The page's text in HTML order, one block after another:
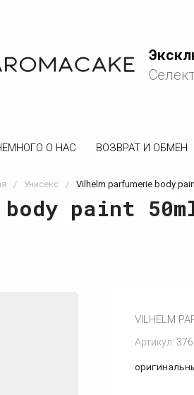
О НАС ВОЗВРАТ И ОБМЕН
/ Унисекс / Vilhelm parfumerie body
paint 50ml
Артикул:
VILHELM